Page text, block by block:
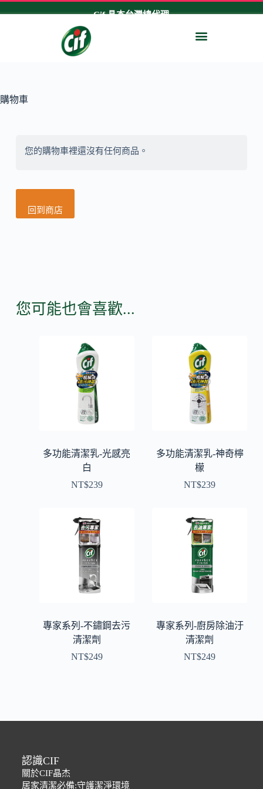
跳
Cif 晶杰台灣總代理
購物車
您的購物車裡還沒有任何商品。
回到商店
您可能也會喜歡...
多功能清潔乳-光感亮
白
NT$239
多功能清潔乳-神奇檸
檬
NT$239
專家系列-不鏽鋼去污
清潔劑
NT$249
專家系列-廚房除油汙
清潔劑
NT$249
認識CIF
關於CIF晶杰
居家清潔必備:守護潔淨環境